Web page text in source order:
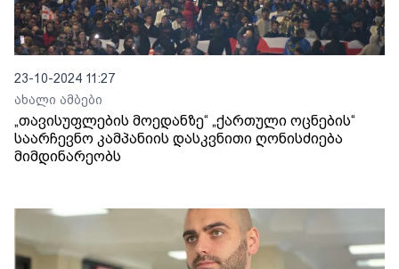
23-10-2024 11:27
ახალი ამბები
„თავისუფლების მოედანზე“ „ქართული ოცნების“
საარჩევნო კამპანიის დასკვნითი ღონისძიება
მიმდინარეობს